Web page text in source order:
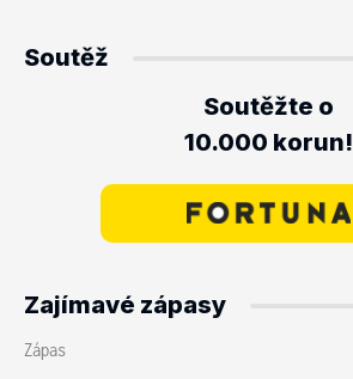
Soutěž
Soutěžte o
10.000 korun!
Zajímavé zápasy
Zápas